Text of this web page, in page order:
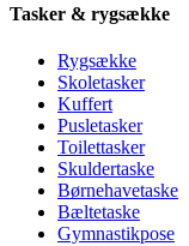
Tasker & rygsække
Rygsække
Skoletasker
Kuffert
Pusletasker
Toilettasker
Skuldertaske
Børnehavetaske
Bæltetaske
Gymnastikpose